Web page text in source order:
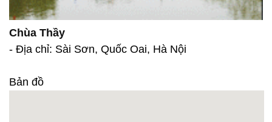
Chùa Thầy
- Địa chỉ: Sài Sơn, Quốc Oai, Hà Nội
Bản đồ